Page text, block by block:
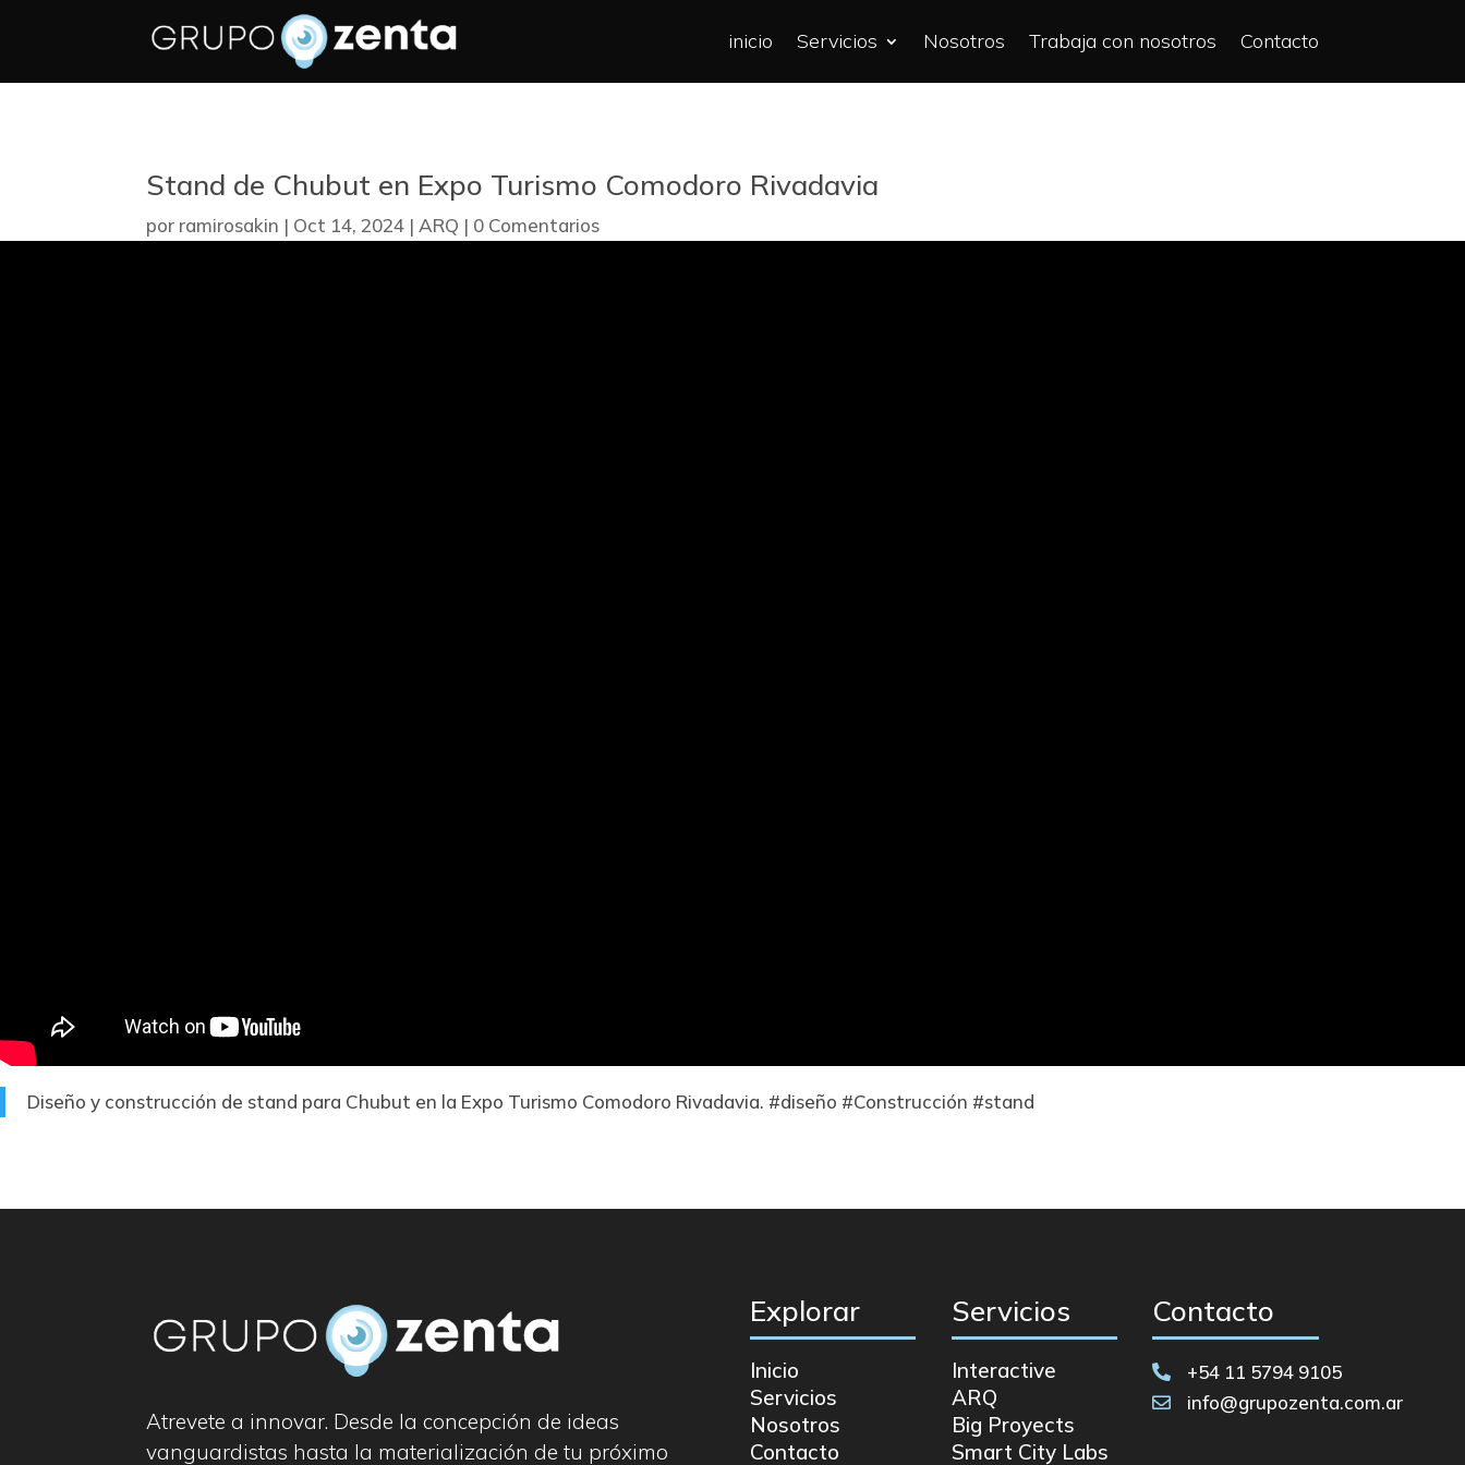
inicio Servicios Nosotros Trabaja con nosotros Contacto
Stand de Chubut en Expo Turismo Comodoro Rivadavia
por ramirosakin | Oct 14, 2024 | ARQ | 0 Comentarios
Diseño y construcción de stand para Chubut en la Expo Turismo Comodoro Rivadavia. #diseño #Construcción #stand
Atrevete a innovar. Desde la concepción de ideas
vanguardistas hasta la materialización de tu próximo
Explorar
Inicio
Servicios
Nosotros
Contacto
Servicios
Interactive
ARQ
Big Proyects
Smart City Labs
Contacto
 +54 11 5794 9105
 info@grupozenta.com.ar